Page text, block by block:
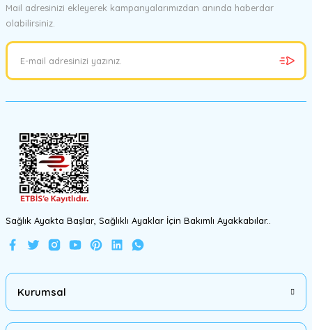
Ürün resmi kalitesiz, bozuk veya görüntülenemiyor.
Ürün bilgilerinde hatalar bulunuyor.
Mail adresinizi ekleyerek kampanyalarımızdan anında haberdar
olabilirsiniz.
Sağlık Ayakta Başlar, Sağlıklı Ayaklar İçin Bakımlı Ayakkabılar..
Kurumsal